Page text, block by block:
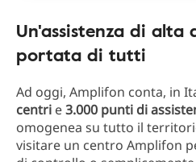
Un'assistenza di alta
portata di tutti
Ad oggi, Amplifon conta, in
centri e3.000 punti di
omogenea su tutto il
visitare un centro Amplifon